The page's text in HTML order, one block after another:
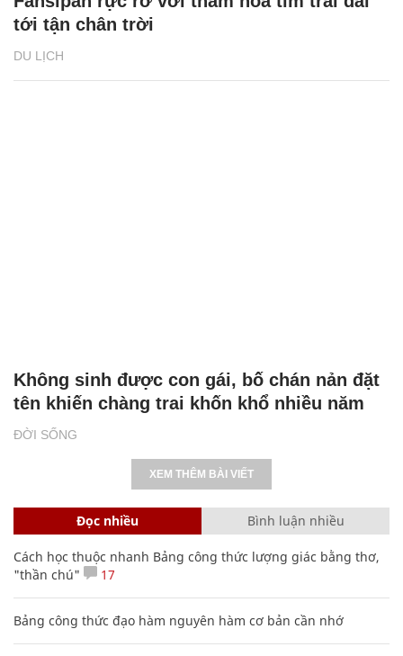
DU LỊCH
tới tận chân trời
ĐỜI SỐNG
Không sinh được con gái, bố chán nản đặt
tên khiến chàng trai khốn khổ nhiều năm
XEM THÊM BÀI VIẾT
Đọc nhiều Bình luận nhiều
Cách học thuộc nhanh Bảng công thức lượng giác bằng thơ,
"thần chú"
17
Bảng công thức đạo hàm nguyên hàm cơ bản cần nhớ